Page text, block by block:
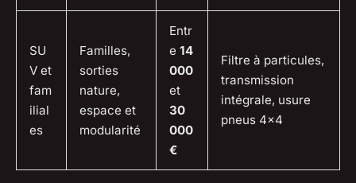
SU
V et
fam
ilial
es
Familles,
sorties
nature,
espace et
modularité
Entr
e 14
000
et
30
000
€
Filtre à particules,
transmission
intégrale, usure
pneus 4x4